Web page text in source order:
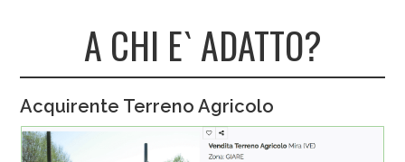
A CHI E` ADATTO?
Acquirente Terreno Agricolo